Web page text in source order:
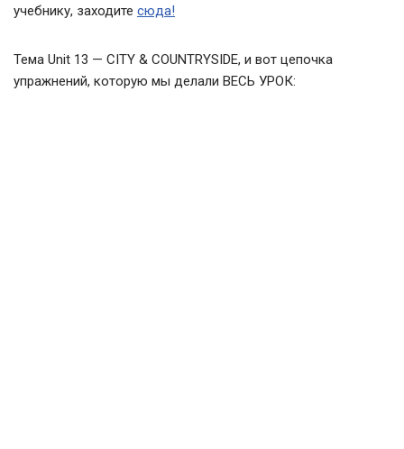
учебнику, заходите сюда!
Тема Unit 13 — CITY & COUNTRYSIDE, и вот цепочка
упражнений, которую мы делали ВЕСЬ УРОК: